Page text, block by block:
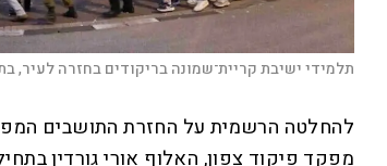
תלמידי ישיבת קריית־שמונה בריקודים בחזרה לעיר,
מפקד פיקוד צפון, האלוף אורי גורדין